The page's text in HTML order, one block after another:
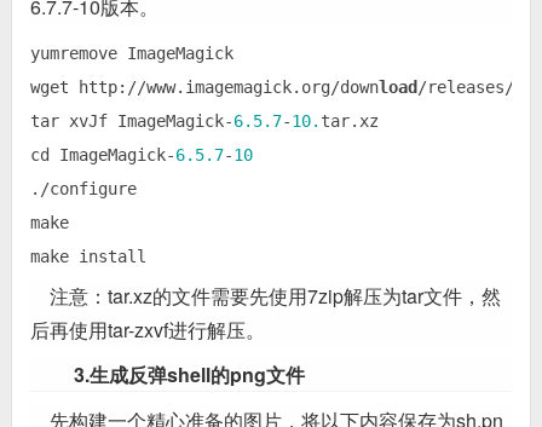
6.7.7-10版本。
yumremove ImageMagick
wget http://www.imagemagick.org/download /releases/
tar xvJf ImageMagick-6.5.7-10. tar.xz
cd ImageMagick-6.5.7-10
./configure
make
make install
注意：tar.xz的文件需要先使用7zip解压为tar文件，然
后再使用tar-zxvf进行解压。
3.生成反弹shell的png文件
先构建一个精心准备的图片，将以下内容保存为sh.pn